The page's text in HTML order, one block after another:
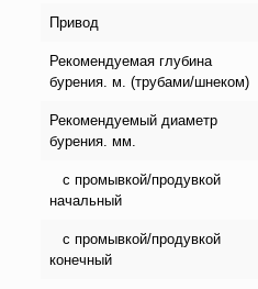
Привод
Рекомендуемая глубина
бурения. м. (трубами/шнеком)
Рекомендуемый диаметр
бурения. мм.
с промывкой/продувкой
начальный
с промывкой/продувкой
конечный